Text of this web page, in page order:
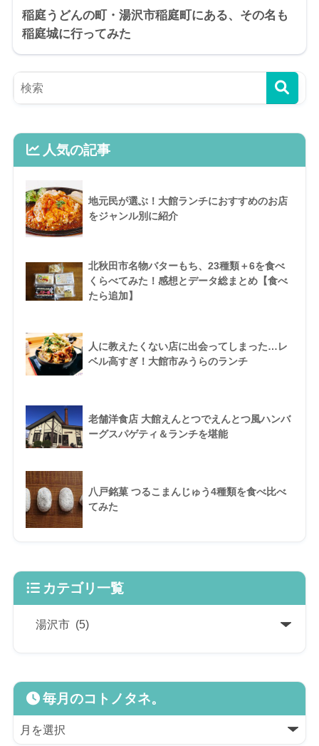
稲庭うどんの町・湯沢市稲庭町にある、その名も
稲庭城に行ってみた
人気の記事
地元民が選ぶ！大館ランチにおすすめのお店
をジャンル別に紹介
北秋田市名物バターもち、23種類＋6を食べ
くらべてみた！感想とデータ総まとめ【食べ
たら追加】
人に教えたくない店に出会ってしまった…レ
ベル高すぎ！大館市みうらのランチ
老舗洋食店 大館えんとつでえんとつ風ハンバ
ーグスパゲティ＆ランチを堪能
八戸銘菓 つるこまんじゅう4種類を食べ比べ
てみた
カテゴリ一覧
毎月のコトノタネ。